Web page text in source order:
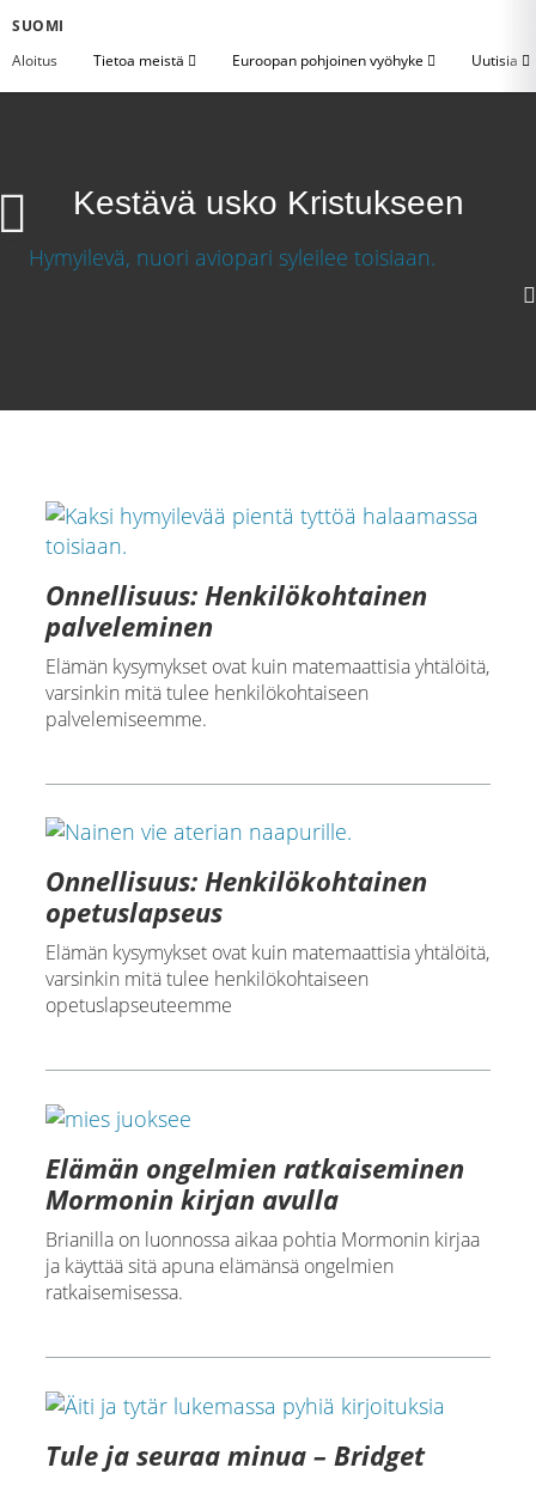
SUOMI
Aloitus
Tietoa meistä Euroopan pohjoinen vyöhyke Uutisia
Kestävä usko Kristukseen
Onnellisuus: Henkilökohtainen
palveleminen
Elämän kysymykset ovat kuin matemaattisia yhtälöitä,
varsinkin mitä tulee henkilökohtaiseen
palvelemiseemme.
Onnellisuus: Henkilökohtainen
opetuslapseus
Elämän kysymykset ovat kuin matemaattisia yhtälöitä,
varsinkin mitä tulee henkilökohtaiseen
opetuslapseuteemme
Elämän ongelmien ratkaiseminen
Mormonin kirjan avulla
Brianilla on luonnossa aikaa pohtia Mormonin kirjaa
ja käyttää sitä apuna elämänsä ongelmien
ratkaisemisessa.
Tule ja seuraa minua – Bridget